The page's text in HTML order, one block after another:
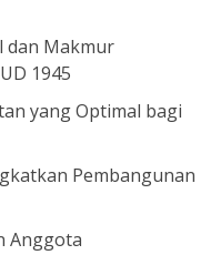
dan Makmur
1945
yang Optimal bagi
Pembangunan
Anggota